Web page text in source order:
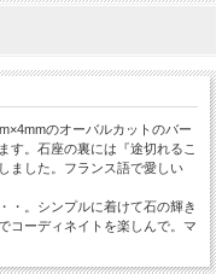
のオーバルカットのバー
す。石座の裏には『途切れるこ
ました。フランス語で愛しい
・。シンプルに着けて石の輝き
コーディネイトを楽しんで。マ